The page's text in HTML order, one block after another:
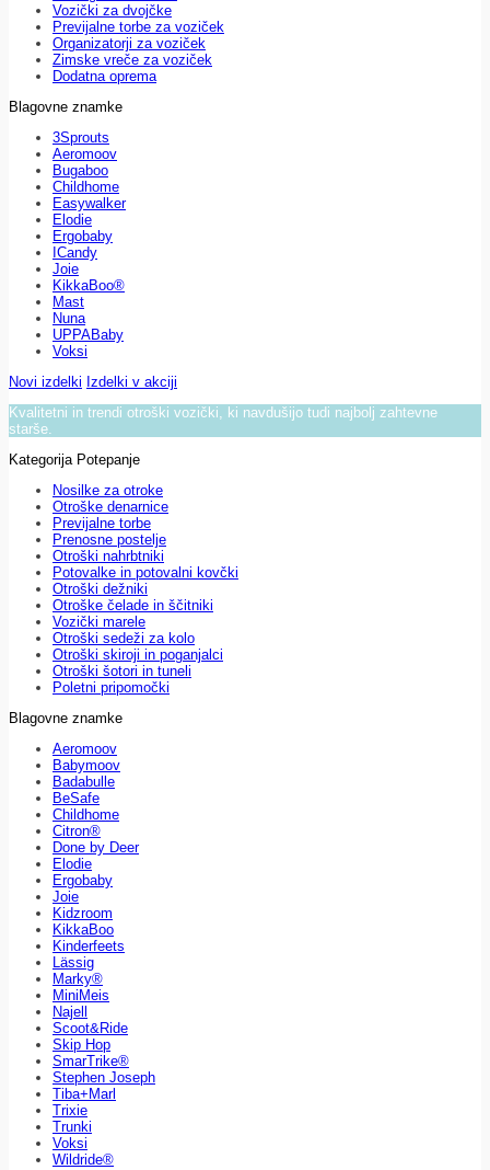
Vozički za dvojčke
Previjalne torbe za voziček
Organizatorji za voziček
Zimske vreče za voziček
Dodatna oprema
Blagovne znamke
3Sprouts
Aeromoov
Bugaboo
Childhome
Easywalker
Elodie
Ergobaby
ICandy
Joie
KikkaBoo®
Mast
Nuna
UPPABaby
Voksi
Novi izdelki Izdelki v akciji
Kvalitetni in trendi otroški vozički, ki navdušijo tudi najbolj zahtevne
starše.
Kategorija Potepanje
Nosilke za otroke
Otroške denarnice
Previjalne torbe
Prenosne postelje
Otroški nahrbtniki
Potovalke in potovalni kovčki
Otroški dežniki
Otroške čelade in ščitniki
Vozički marele
Otroški sedeži za kolo
Otroški skiroji in poganjalci
Otroški šotori in tuneli
Poletni pripomočki
Blagovne znamke
Aeromoov
Babymoov
Badabulle
BeSafe
Childhome
Citron®
Done by Deer
Elodie
Ergobaby
Joie
Kidzroom
KikkaBoo
Kinderfeets
Lässig
Marky®
MiniMeis
Najell
Scoot&Ride
Skip Hop
SmarTrike®
Stephen Joseph
Tiba+Marl
Trixie
Trunki
Voksi
Wildride®